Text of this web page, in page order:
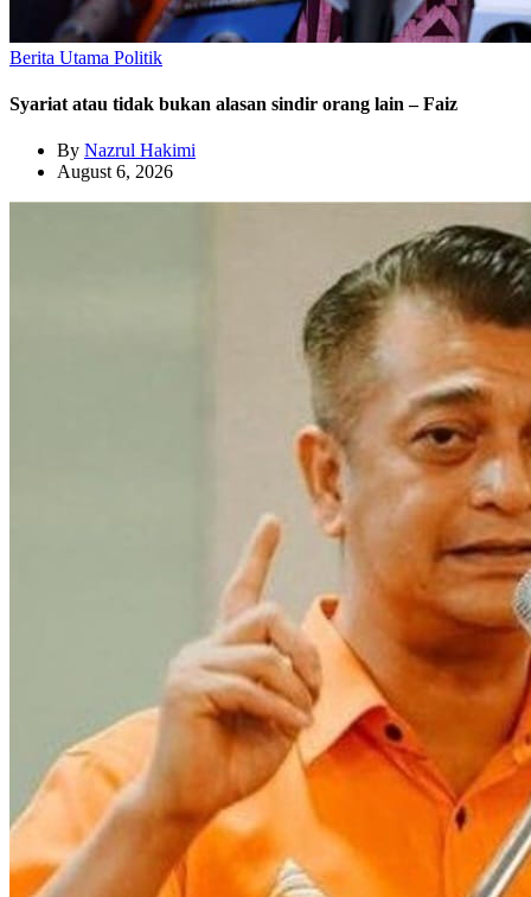
Berita Utama Politik
Syariat atau tidak bukan alasan sindir orang lain – Faiz
By Nazrul Hakimi
August 6, 2026